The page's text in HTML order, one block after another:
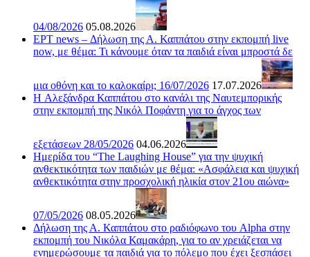
04/08/2026 05.08.2026
ΕΡΤ news – Δήλωση της Α. Καππάτου στην εκπομπή live
now, με θέμα: Τι κάνουμε όταν τα παιδιά είναι μπροστά δε
μια οθόνη και το καλοκαίρι; 16/07/2026 17.07.2026
H Αλεξάνδρα Καππάτου στο κανάλι της Ναυτεμπορικής
στην εκπομπή της Νικόλ Ποφάντη για το άγχος των
εξετάσεων 28/05/2026 04.06.2026
Ημερίδα του “The Laughing House” για την ψυχική
ανθεκτικότητα των παιδιών με θέμα: «Ασφάλεια και ψυχική
ανθεκτικότητα στην προσχολική ηλικία στον 21ου αιώνα»
07/05/2026 08.05.2026
Δήλωση της Α. Καππάτου στο ραδιόφωνο του Alpha στην
εκπομπή του Νικόλα Καμακάρη, για το αν χρειάζεται να
ενημερώσουμε τα παιδιά για το πόλεμο που έχει ξεσπάσει